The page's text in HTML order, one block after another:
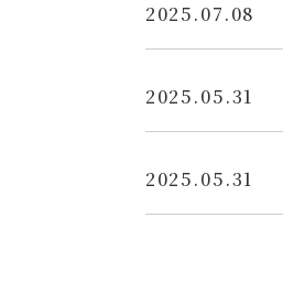
2025.07.08
2025.05.31
2025.05.31